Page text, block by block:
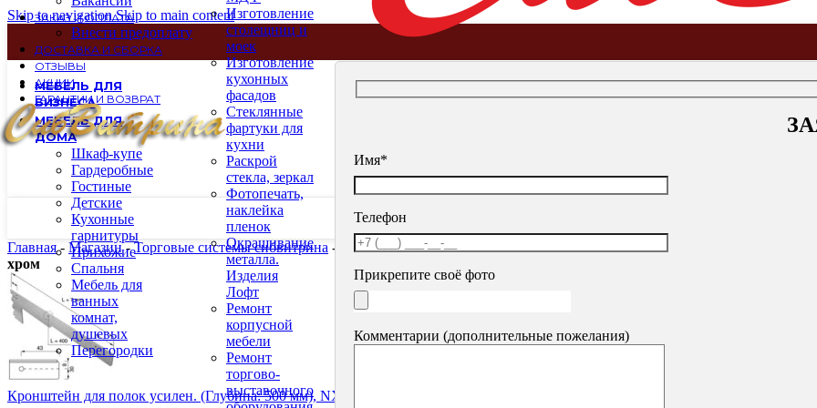
Skip to navigationSkip to main content
ЗАКАЗ И ОПЛАТА
Внести предоплату
ДОСТАВКА И СБОРКА
ОТЗЫВЫ
АКЦИИ
ГАРАНТИИ И ВОЗВРАТ
МЕБЕЛЬ ДЛЯ
БИЗНЕСА
МЕБЕЛЬ ДЛЯ
ДОМА
Шкаф-купе
Гардеробные
Гостиные
Детские
Кухонные
гарнитуры
Прихожие
Спальня
Мебель для
ванных
комнат,
душевых
Перегородки
Изготовление
столещниц и
моек
Изготовление
кухонных
фасадов
Стеклянные
фартуки для
кухни
Раскрой
стекла, зеркал
Фотопечать,
наклейка
пленок
Окрашивание
металла.
Изделия
Лофт
Ремонт
корпусной
мебели
Ремонт
торгово-
выставочного
Имя*
Телефон
Прикрепите своё фото
Комментарии (дополнительные пожелания)
Главная- Магазин-Торговые системы сибвитрина - Системы на основе труб и перфорированные стойки
хром
Кронштейн для полок усилен. (Глубина: 500 мм), NX-24.500 хром